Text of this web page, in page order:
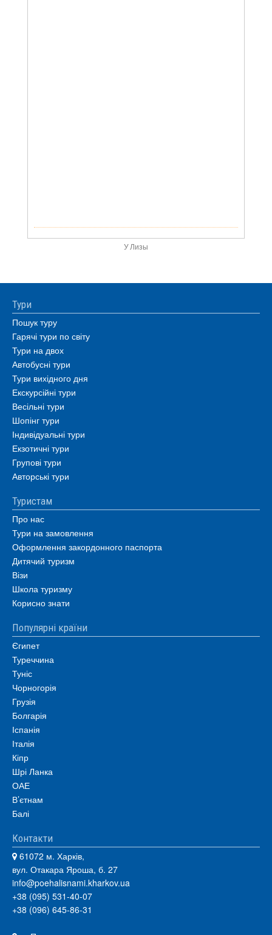
У Лизы
Тури
Пошук туру
Гарячі тури по світу
Тури на двох
Автобусні тури
Тури вихідного дня
Екскурсійні тури
Весільні тури
Шопінг тури
Індивідуальні тури
Екзотичні тури
Групові тури
Авторські тури
Туристам
Про нас
Тури на замовлення
Оформлення закордонного паспорта
Дитячий туризм
Візи
Школа туризму
Корисно знати
Популярні країни
Єгипет
Туреччина
Туніс
Чорногорія
Грузія
Болгарія
Іспанія
Італія
Кіпр
Шрі Ланка
ОАЕ
В’єтнам
Балі
Контакти
61072 м. Харків,
вул. Отакара Яроша, б. 27
info@poehalisnami.kharkov.ua
+38 (095) 531-40-07
+38 (096) 645-86-31